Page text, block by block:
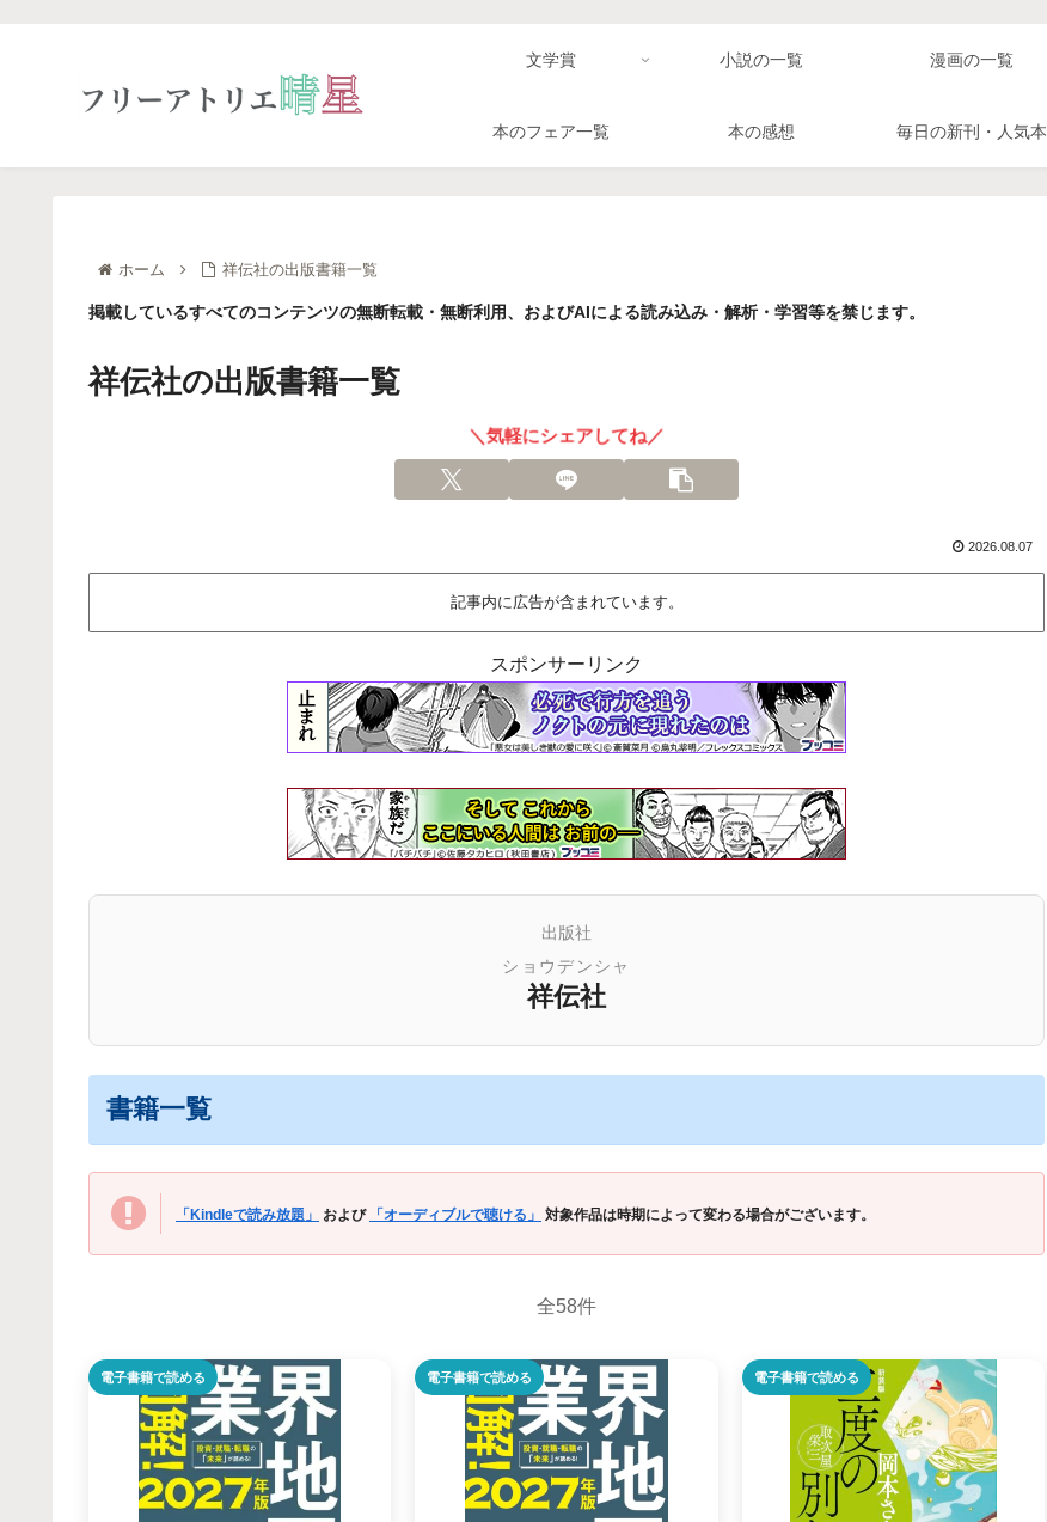
文学賞 小説の一覧 漫画の一覧
本のフェア一覧 本の感想 毎日の新刊・人気本
ホーム 祥伝社の出版書籍一覧
掲載しているすべてのコンテンツの無断転載・無断利用、およびAIによる読み込み・解析・学習等を禁じます。
祥伝社の出版書籍一覧
＼気軽にシェアしてね／
2026.08.07
記事内に広告が含まれています。
スポンサーリンク
出版社
ショウデンシャ
祥伝社
書籍一覧
「Kindleで読み放題」 および 「オーディブルで聴ける」 対象作品は時期によって変わる場合がございます。
全58件
電子書籍で読める 電子書籍で読める 電子書籍で読める